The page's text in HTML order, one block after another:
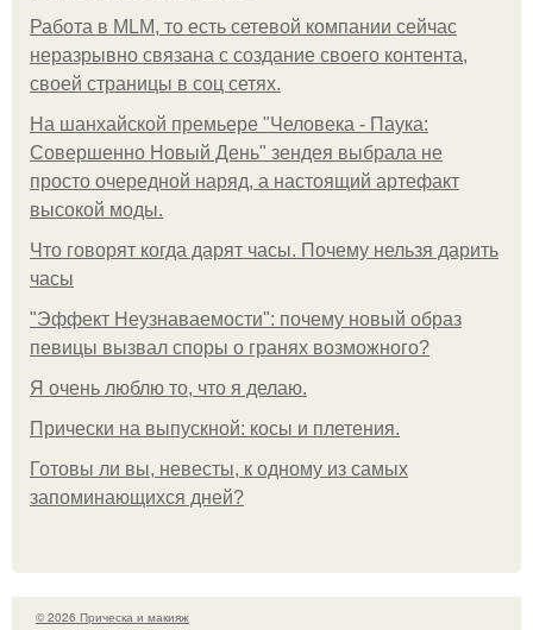
Работа в MLM, то есть сетевой компании сейчас
неразрывно связана с создание своего контента,
своей страницы в соц сетях.
На шанхайской премьере "Человека - Паука:
Совершенно Новый День" зендея выбрала не
просто очередной наряд, а настоящий артефакт
высокой моды.
Что говорят когда дарят часы. Почему нельзя дарить
часы
"Эффект Неузнаваемости": почему новый образ
певицы вызвал споры о гранях возможного?
Я очень люблю то, что я делаю.
Прически на выпускной: косы и плетения.
Готовы ли вы, невесты, к одному из самых
запоминающихся дней?
© 2026 Прическа и макияж